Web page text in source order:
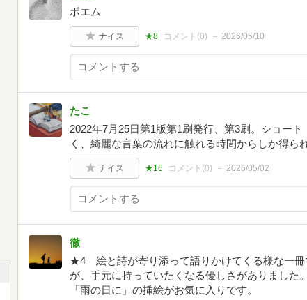
ポエム
ナイス ★8 コメント(0) 2026/05/10
たこ
2022年7月25日第1版第1刷発行、第3刷。ショー
く、綺麗な言葉の流れに触れる時間からしか得ら
ナイス ★16 コメント(0) 2026/05/02
徹
★4 絵と詩が寄り添って語りかけてくる様な一冊
が、手元に持っていたくなる優しさがありました
「雨の日に」の挿絵がお気に入りです。